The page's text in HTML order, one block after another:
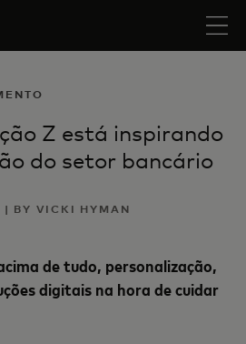
Z está inspirando
do setor bancário
BY VICKI HYMAN
de tudo, personalização,
digitais na hora de cuidar